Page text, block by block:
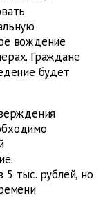
вождение
Граждане
будет
тыс. рублей, но